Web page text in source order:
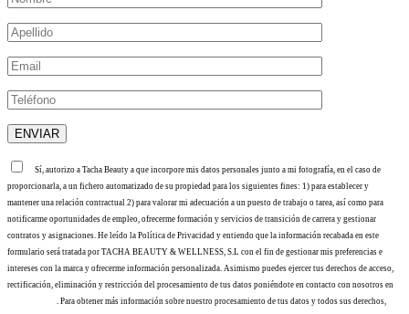
Sí, autorizo a Tacha Beauty a que incorpore mis datos personales junto a mi fotografía, en el caso de
proporcionarla, a un fichero automatizado de su propiedad para los siguientes fines: 1) para establecer y
mantener una relación contractual 2) para valorar mi adecuación a un puesto de trabajo o tarea, así como para
notificarme oportunidades de empleo, ofrecerme formación y servicios de transición de carrera y gestionar
contratos y asignaciones. He leído la Política de Privacidad y entiendo que la información recabada en este
formulario será tratada por TACHA BEAUTY & WELLNESS, S.L con el fin de gestionar mis preferencias e
intereses con la marca y ofrecerme información personalizada. Asimismo puedes ejercer tus derechos de acceso,
rectificación, eliminación y restricción del procesamiento de tus datos poniéndote en contacto con nosotros en
. Para obtener más información sobre nuestro procesamiento de tus datos y todos sus derechos,